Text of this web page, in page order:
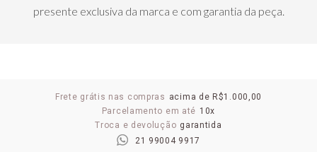
presente exclusiva da marca e com garantia da peça.
Frete grátis nas compras acima de R$1.000,00
Parcelamento em até 10x
Troca e devolução garantida
21 99004 9917